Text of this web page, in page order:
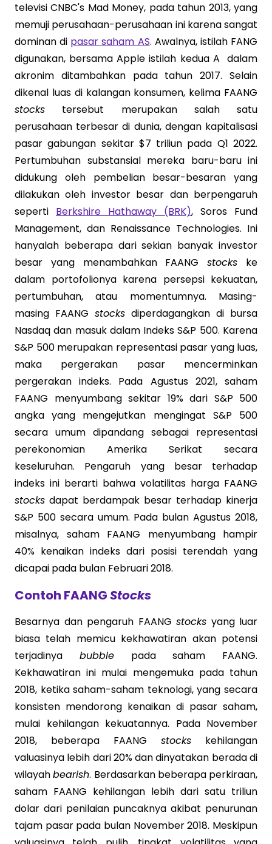
televisi CNBC's Mad Money, pada tahun 2013, yang
memuji perusahaan-perusahaan ini karena sangat
dominan di pasar saham AS. Awalnya, istilah FANG
digunakan, bersama Apple istilah kedua A dalam
akronim ditambahkan pada tahun 2017. Selain
dikenal luas di kalangan konsumen, kelima FAANG
stocks tersebut merupakan salah satu
perusahaan terbesar di dunia, dengan kapitalisasi
pasar gabungan sekitar $7 triliun pada Q1 2022.
Pertumbuhan substansial mereka baru-baru ini
didukung oleh pembelian besar-besaran yang
dilakukan oleh investor besar dan berpengaruh
seperti Berkshire Hathaway (BRK), Soros Fund
Management, dan Renaissance Technologies. Ini
hanyalah beberapa dari sekian banyak investor
besar yang menambahkan FAANGstocks ke
dalam portofolionya karena persepsi kekuatan,
pertumbuhan, atau momentumnya. Masing-
masing FAANG stocks diperdagangkan di bursa
Nasdaq dan masuk dalam Indeks S&P 500. Karena
S&P 500 merupakan representasi pasar yang luas,
maka pergerakan pasar mencerminkan
pergerakan indeks. Pada Agustus 2021, saham
FAANG menyumbang sekitar 19% dari S&P 500
angka yang mengejutkan mengingat S&P 500
secara umum dipandang sebagai representasi
perekonomian Amerika Serikat secara
keseluruhan. Pengaruh yang besar terhadap
indeks ini berarti bahwa volatilitas harga FAANG
stocks dapat berdampak besar terhadap kinerja
S&P 500 secara umum. Pada bulan Agustus 2018,
misalnya, saham FAANG menyumbang hampir
40% kenaikan indeks dari posisi terendah yang
dicapai pada bulan Februari 2018.
Contoh FAANGStocks
Besarnya dan pengaruh FAANG stocks yang luar
biasa telah memicu kekhawatiran akan potensi
terjadinya bubblepada saham FAANG.
Kekhawatiran ini mulai mengemuka pada tahun
2018, ketika saham-saham teknologi, yang secara
konsisten mendorong kenaikan di pasar saham,
mulai kehilangan kekuatannya. Pada November
2018, beberapa FAANG stocks kehilangan
valuasinya lebih dari 20% dan dinyatakan berada di
wilayahbearish. Berdasarkan beberapa perkiraan,
saham FAANG kehilangan lebih dari satu triliun
dolar dari penilaian puncaknya akibat penurunan
tajam pasar pada bulan November 2018. Meskipun